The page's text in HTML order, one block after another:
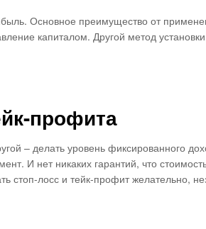
Основное преимущество от
капиталом. Другой метод
профита
– делать уровень фиксированного
И нет никаких гарантий, что
стоп-лосс и тейк-профит желательно,